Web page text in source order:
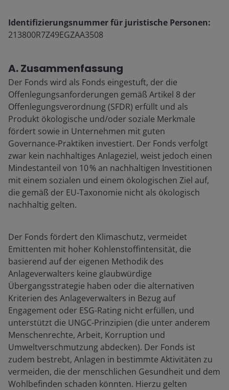
Identifizierungsnummer für juristische Personen:
213800R7Z49EGZAA3508
A. Zusammenfassung
Der Fonds wird als Fonds eingestuft, der die
Offenlegungsanforderungen gemäß Artikel 8 der
Offenlegungsverordnung (SFDR) erfüllt und als
Produkt ökologische und/oder soziale Merkmale
fördert sowie in Unternehmen mit guten
Governance‑Praktiken investiert. Der Fonds verfolgt
zwar kein nachhaltiges Anlageziel, weist jedoch einen
Mindestanteil von 10 % an nachhaltigen Investitionen
mit einem sozialen und einem ökologischen Ziel auf,
die gemäß der EU‑Taxonomie nicht als ökologisch
nachhaltig gelten.
Der Fonds fördert den Klimaschutz, vermeidet
Emittenten mit hoher Kohlenstoffintensität, die
basierend auf der eigenen Methodik des
Anlageverwalters keine glaubwürdige
Übergangsstrategie haben oder die alternativen
Kriterien des Anlageverwalters in Bezug auf
Engagement oder ESG-Rating nicht erfüllen, und
unterstützt die UNGC-Prinzipien (die unter anderem
Menschenrechte, Arbeit, Korruption und
Umweltverschmutzung abdecken). Der Fonds ist
zudem bestrebt, Anlagen in bestimmte Aktivitäten zu
vermeiden, die der menschlichen Gesundheit und dem
Wohlbefinden schaden könnten. Hierzu gelten